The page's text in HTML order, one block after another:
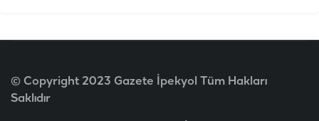
© Copyright 2023 Gazete İpekyol Tüm Hakları
Saklıdır